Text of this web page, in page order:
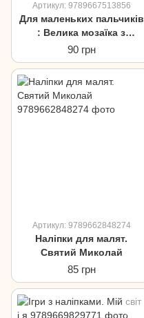
Артикул: 9789667513856
Для маленьких пальчиків
: Велика мозаїка з
наліпками
90 грн
Артикул: 9789662848274
Наліпки для малят.
Святий Миколай
85 грн